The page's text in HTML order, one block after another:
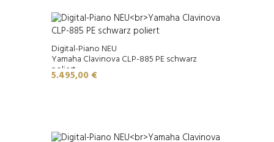
Digital-Piano NEU
Yamaha Clavinova CLP-885 PE schwarz
poliert
5.495,00 €